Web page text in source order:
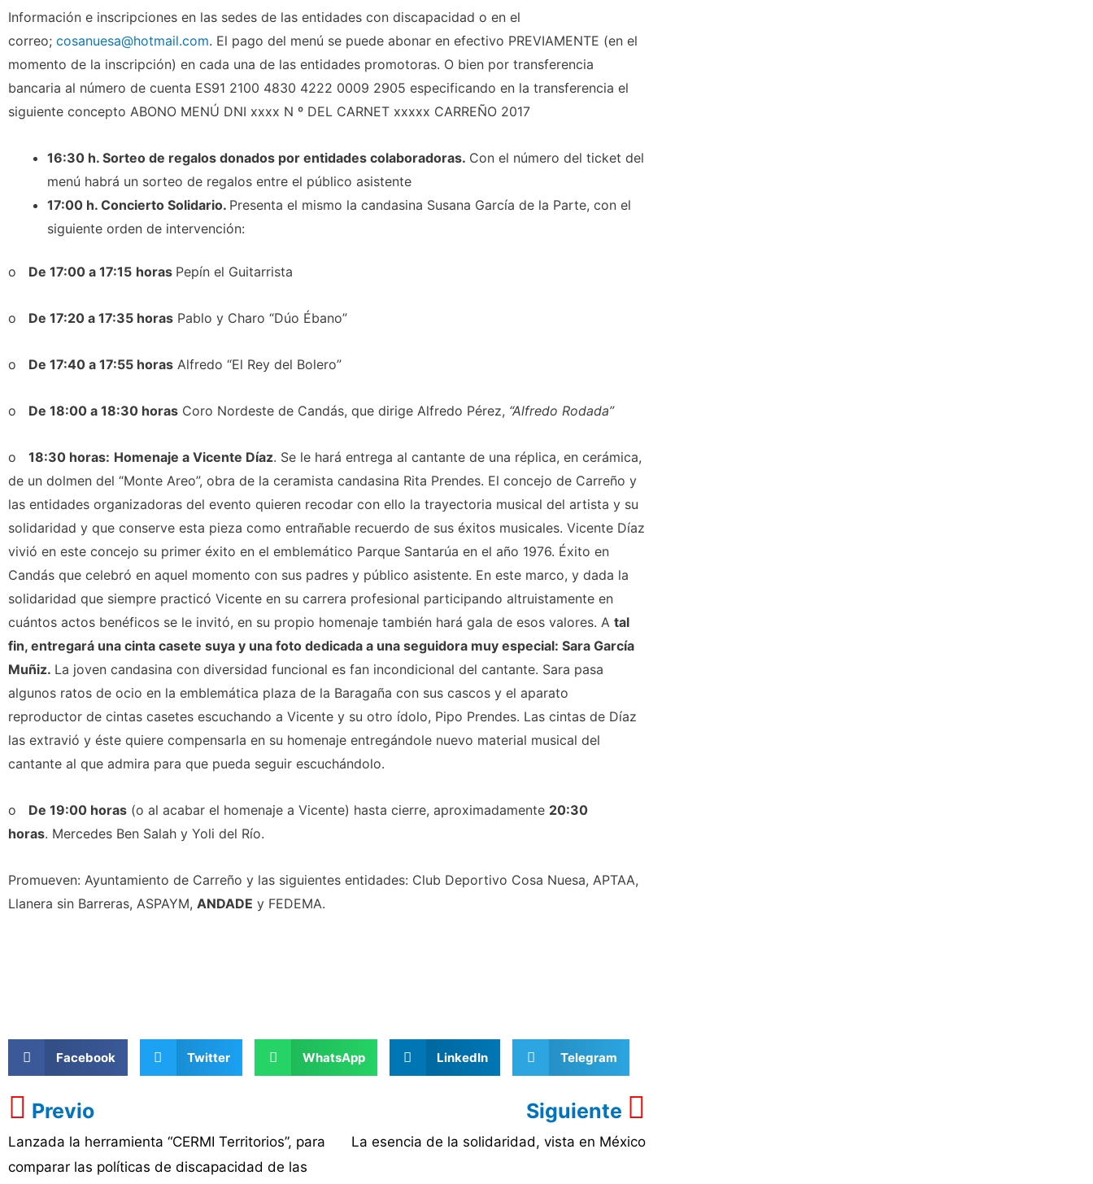
Información e inscripciones en las sedes de las entidades con discapacidad o en el
correo; cosanuesa@hotmail.com. El pago del menú se puede abonar en efectivo PREVIAMENTE (en el
momento de la inscripción) en cada una de las entidades promotoras. O bien por transferencia
bancaria al número de cuenta ES91 2100 4830 4222 0009 2905 especificando en la transferencia el
siguiente concepto ABONO MENÚ DNI xxxx N º DEL CARNET xxxxx CARREÑO 2017
16:30 h. Sorteo de regalos donados por entidades colaboradoras. Con el número del ticket del
menú habrá un sorteo de regalos entre el público asistente
17:00 h. Concierto Solidario. Presenta el mismo la candasina Susana García de la Parte, con el
siguiente orden de intervención:
o De 17:00 a 17:15 horas Pepín el Guitarrista
o De 17:20 a 17:35 horas Pablo y Charo “Dúo Ébano”
o De 17:40 a 17:55 horas Alfredo “El Rey del Bolero”
o De 18:00 a 18:30 horas Coro Nordeste de Candás, que dirige Alfredo Pérez, “Alfredo Rodada”
o 18:30 horas: Homenaje a Vicente Díaz. Se le hará entrega al cantante de una réplica, en cerámica,
de un dolmen del “Monte Areo”, obra de la ceramista candasina Rita Prendes. El concejo de Carreño y
las entidades organizadoras del evento quieren recodar con ello la trayectoria musical del artista y su
solidaridad y que conserve esta pieza como entrañable recuerdo de sus éxitos musicales. Vicente Díaz
vivió en este concejo su primer éxito en el emblemático Parque Santarúa en el año 1976. Éxito en
Candás que celebró en aquel momento con sus padres y público asistente. En este marco, y dada la
solidaridad que siempre practicó Vicente en su carrera profesional participando altruistamente en
cuántos actos benéficos se le invitó, en su propio homenaje también hará gala de esos valores. A tal
fin, entregará una cinta casete suya y una foto dedicada a una seguidora muy especial: Sara García
Muñiz. La joven candasina con diversidad funcional es fan incondicional del cantante. Sara pasa
algunos ratos de ocio en la emblemática plaza de la Baragaña con sus cascos y el aparato
reproductor de cintas casetes escuchando a Vicente y su otro ídolo, Pipo Prendes. Las cintas de Díaz
las extravió y éste quiere compensarla en su homenaje entregándole nuevo material musical del
cantante al que admira para que pueda seguir escuchándolo.
o De 19:00 horas (o al acabar el homenaje a Vicente) hasta cierre, aproximadamente 20:30
horas. Mercedes Ben Salah y Yoli del Río.
Promueven: Ayuntamiento de Carreño y las siguientes entidades: Club Deportivo Cosa Nuesa, APTAA,
Llanera sin Barreras, ASPAYM, ANDADE y FEDEMA.
Facebook Twitter WhatsApp LinkedIn Telegram
Previo
Lanzada la herramienta “CERMI Territorios”, para
comparar las políticas de discapacidad de las
Siguiente
La esencia de la solidaridad, vista en México